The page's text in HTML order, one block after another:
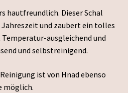
hautfreundlich. Dieser Schal
und zaubert ein tolles
ausgleichend und
und selbstreinigend.
ist von Hnad ebenso
möglich.